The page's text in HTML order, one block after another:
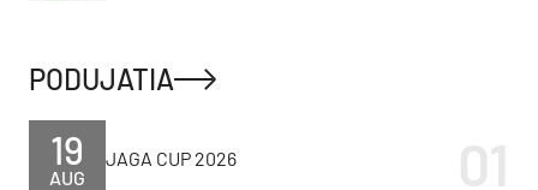
PODUJATIA
AUG
19 JAGA CUP 2026